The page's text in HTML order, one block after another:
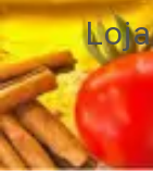
Loja